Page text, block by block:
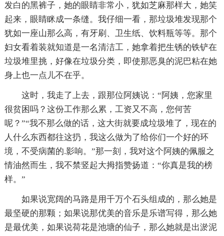
发白的黑裤子，她的眼睛非常小，犹如芝麻那样大，她笑
起来，眼睛眯成一条缝。我仔细一看，那垃圾堆发现那个
犹如一座山那么高，有牙刷、卫生纸、饮料瓶等等。那个
妇女看着装就知道是一名清洁工，她拿着把生锈的铁铲在
垃圾堆里挑，好像在垃圾分类，即使那恶臭的泥巴粘在她
身上也一点儿不在乎。
这时，我走了上去，跟那位阿姨说：“阿姨，您家里
很贫困吗？这份工作那么累，工资又不高，您何苦
呢？”“我不那么做的话，这大街就要成垃圾堆了，现在的
人什么东西都往这扔，我这么做为了给你们一个好的环
境，不受病菌的.影响。”那一刻，我对这个阿姨的佩服之
情油然而生，我不禁竖起大拇指赞扬道：“你真是我的榜
样。”
如果说宽阔的马路是用千万个石头组成的，那么她是
最坚硬的那颗；如果说那优美的音乐是乐谱写得，那么她
是最优美，如果说荷花是池塘的仙子，那么她就是出淤泥